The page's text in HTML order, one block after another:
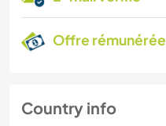
Offre rémunérée
Country info